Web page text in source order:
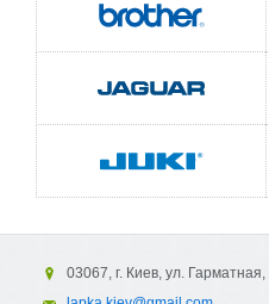
03067, г. Киев, ул.